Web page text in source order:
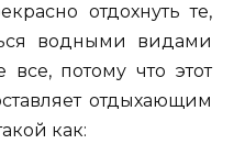
отдохнуть те,
водными видами
потому что этот
отдыхающим
как: